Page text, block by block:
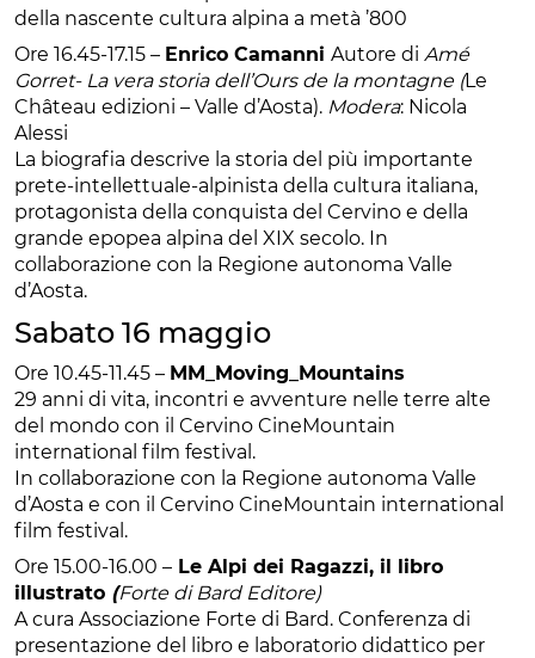
della nascente cultura alpina a metà ’800
Ore 16.45-17.15 – Enrico Camanni Autore di Amé
Gorret- La vera storia dell’Ours de la montagne (Le
Château edizioni – Valle d’Aosta). Modera: Nicola
Alessi
La biografia descrive la storia del più importante
prete-intellettuale-alpinista della cultura italiana,
protagonista della conquista del Cervino e della
grande epopea alpina del XIX secolo. In
collaborazione con la Regione autonoma Valle
d’Aosta.
Sabato 16 maggio
Ore 10.45-11.45 – MM_Moving_Mountains
29 anni di vita, incontri e avventure nelle terre alte
del mondo con il Cervino CineMountain
international film festival.
In collaborazione con la Regione autonoma Valle
d’Aosta e con il Cervino CineMountain international
film festival.
Ore 15.00-16.00 – Le Alpi dei Ragazzi, il libro
illustrato (Forte di Bard Editore)
A cura Associazione Forte di Bard. Conferenza di
presentazione del libro e laboratorio didattico per